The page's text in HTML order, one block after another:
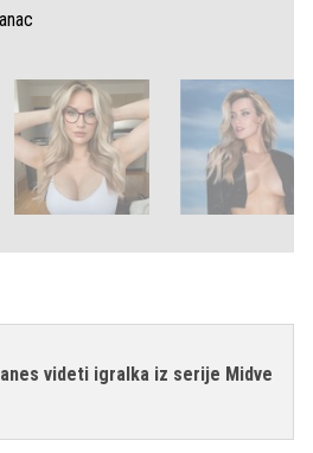
videti igralka iz serije Midve